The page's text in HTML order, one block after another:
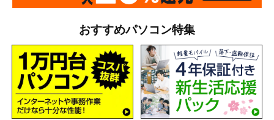
おすすめパソコン特集